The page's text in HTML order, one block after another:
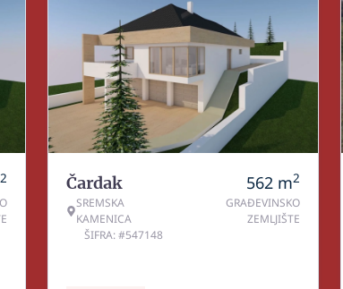
2 Čardak
SREMSKA
KAMENICA
ŠIFRA: #547148
562 m2
GRAĐEVINSKO
ZEMLJIŠTE